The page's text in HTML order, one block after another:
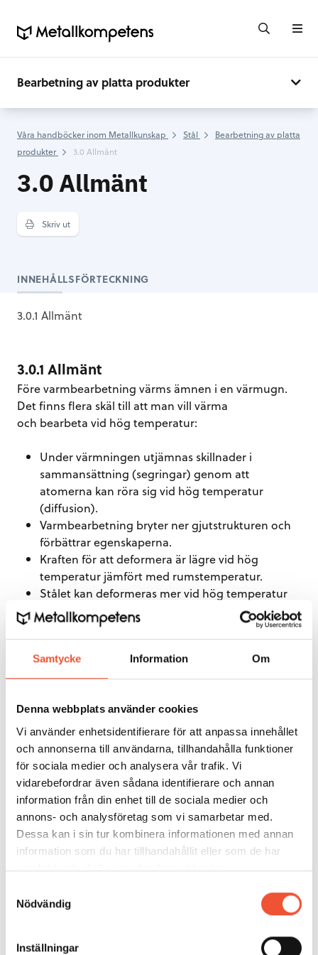
Samtycke Information Om
Denna webbplats använder cookies
Vi använder enhetsidentifierare för att anpassa innehållet
och annonserna till användarna, tillhandahålla funktioner
för sociala medier och analysera vår trafik. Vi
vidarebefordrar även sådana identifierare och annan
information från din enhet till de sociala medier och
annons- och analysföretag som vi samarbetar med.
Dessa kan i sin tur kombinera informationen med annan
information som du har tillhandahållit eller som de har
samlat in när du har använt deras tjänster.
Nödvändig
Inställningar
Bearbetning av platta produkter
Våra handböcker inom Metallkunskap Stål
Bearbetning av platta
produkter
3.0 Allmänt
3.0 Allmänt
Skriv ut
INNEHÅLLSFÖRTECKNING
3.0.1 Allmänt
3.0.1 Allmänt
Före varmbearbetning värms ämnen i en värmugn.
Det finns flera skäl till att man vill värma
och bearbeta vid hög temperatur:
Under värmningen utjämnas skillnader i
sammansättning (segringar) genom att
atomerna kan röra sig vid hög temperatur
(diffusion).
Varmbearbetning bryter ner gjutstrukturen och
förbättrar egenskaperna.
Kraften för att deformera är lägre vid hög
temperatur jämfört med rumstemperatur.
Stålet kan deformeras mer vid hög temperatur
utan att det spricker.
Vid värmningen löses karbider och nitrider upp.
Detta påverkar produktens egenskaper.
Figur 7.